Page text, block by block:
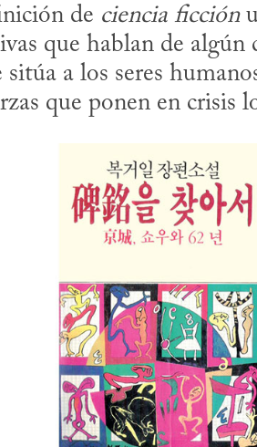
de ciencia ficción
que hablan de
a los seres
que ponen en crisis